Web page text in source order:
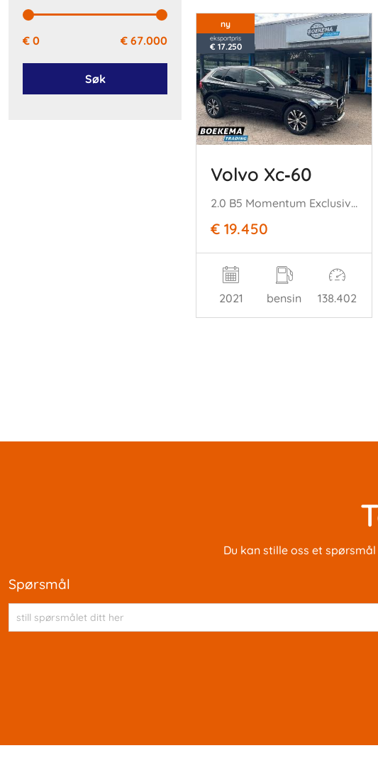
€ 0 € 67.000
Søk
ny
eksportpris
€ 17.250
Volvo Xc‑60
2.0 B5 Momentum Exclusive Leer Harman/Kardon Camera Stoel-Stuurverw
€ 19.450
2021 bensin 138.402
Du kan stille oss et
spørsmål